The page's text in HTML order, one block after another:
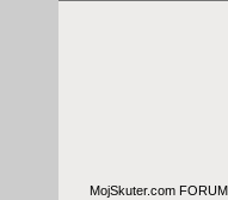
MojSkuter.com FORUM